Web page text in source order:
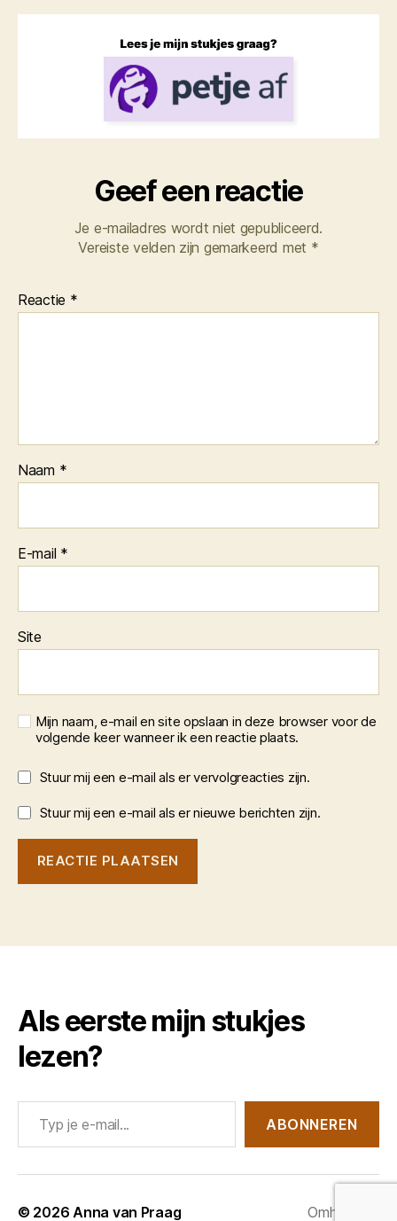
Geef een reactie
Je e-mailadres wordt niet gepubliceerd.
Vereiste velden zijn gemarkeerd met *
Reactie *
Naam *
E-mail *
Site
Mijn naam, e-mail en site opslaan in deze browser voor de
volgende keer wanneer ik een reactie plaats.
Stuur mij een e-mail als er vervolgreacties zijn.
Stuur mij een e-mail als er nieuwe berichten zijn.
Als eerste mijn stukjes
lezen?
Typ je e-mail...
ABONNEREN
© 2026 Anna van Praag Omhoog